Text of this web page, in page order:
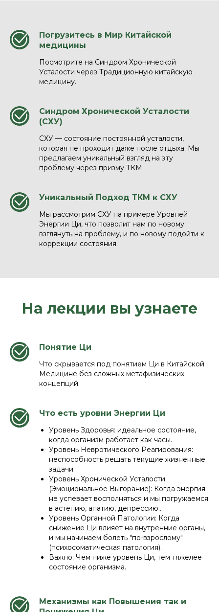
Погрузитесь в Мир Китайской
медицины
Посмотрите на Синдром Хронической
Усталости через Традиционную китайскую
медицину.
Синдром Хронической Усталости
(СХУ)
СХУ — состояние постоянной усталости,
которая не проходит даже после отдыха. Мы
предлагаем уникальный взгляд на эту
проблему через призму ТКМ.
Уникальный Подход ТКМ к СХУ
Мы рассмотрим СХУ на примере Уровней
Энергии Ци, что позволит нам по новому
взглянуть на проблему, и по новому подойти к
коррекции состояния.
На лекции вы узнаете
Понятие Ци
Что скрывается под понятием Ци в Китайской
Медицине без сложных метафизических
концепций.
Что есть уровни Энергии Ци
Уровень Здоровья: идеальное состояние,
когда организм работает как часы.
Уровень Невротического Реагирования:
неспособность решать текущие жизненные
задачи.
Уровень Хронической Усталости
(Эмоциональное Выгорание): Когда энергия
не успевает восполняться и мы погружаемся
в астению, апатию, депрессию...
Уровень Органной Патологии: Когда
снижение Ци влияет на внутренние органы,
и мы начинаем болеть "по-взрослому"
(психосоматическая патология).
Важно: Чем ниже уровень Ци, тем тяжелее
состояние организма.
Механизмы как Повышения так и